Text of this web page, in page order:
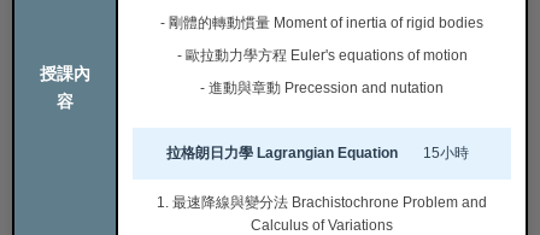
授課內
容
- 剛體的轉動慣量 Moment of inertia of rigid bodies
- 歐拉動力學方程 Euler's equations of motion
- 進動與章動 Precession and nutation
拉格朗日力學 Lagrangian Equation 15小時
1. 最速降線與變分法 Brachistochrone Problem and
Calculus of Variations